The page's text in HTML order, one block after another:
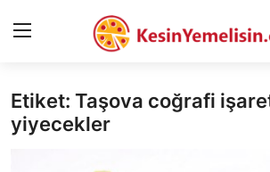
AnaSayfa
Etiket: Taşova coğrafi
yiyecekler